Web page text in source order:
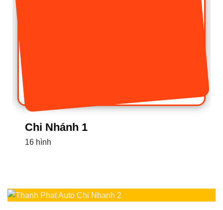
Chi Nhánh 1
16 hình